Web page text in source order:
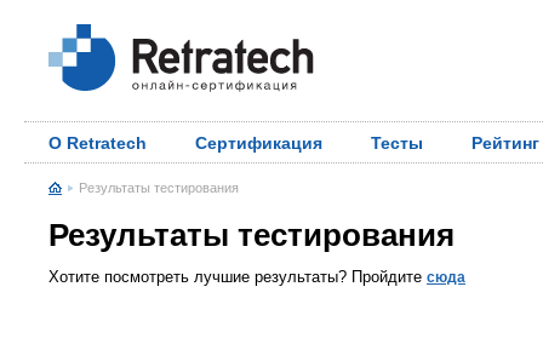
О Retratech Сертификация Тесты Рейтинг
Результаты тестирования
Результаты тестирования
Хотите посмотреть лучшие результаты? Пройдите сюда